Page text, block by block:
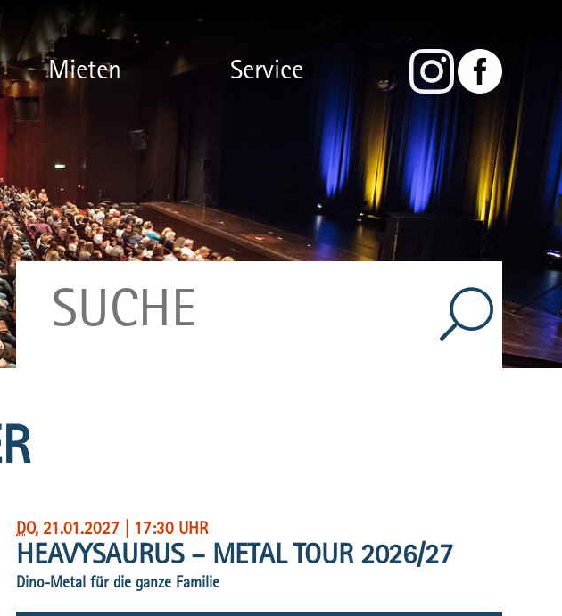
Mieten Service
DO, 21.01.2027 17:30 UHR
HEAVYSAURUS – METAL TOUR 2026/27
Dino-Metal für die ganze Familie